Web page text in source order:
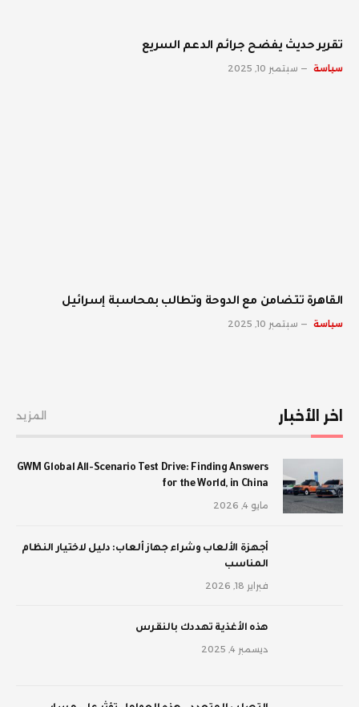
تقرير حديث يفضح جرائم الدعم السريع
سياسة سبتمبر 10, 2025
القاهرة تتضامن مع الدوحة وتطالب بمحاسبة إسرائيل
سياسة سبتمبر 10, 2025
اخر الأخبار المزيد
GWM Global All-Scenario Test Drive: Finding Answers
for the World, in China
مايو 4, 2026
أجهزة الألعاب وشراء جهاز ألعاب: دليل لاختيار النظام
المناسب
فبراير 18, 2026
‫هذه الأغذية تهددك بالنقرس
ديسمبر 4, 2025